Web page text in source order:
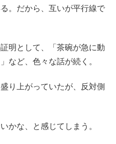
。だから、互いが平行線で
明として、「茶碗が急に動
など、色々な話が続く。
り上がっていたが、反対側
かな、と感じてしまう。